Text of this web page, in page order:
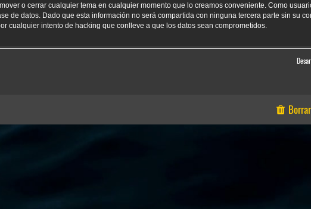
o cerrar cualquier tema en cualquier momento que lo creamos conveniente. Como
de datos. Dado que esta información no será compartida con ninguna tercera parte sin su
cualquier intento de hacking que conlleve a que los datos sean comprometidos.